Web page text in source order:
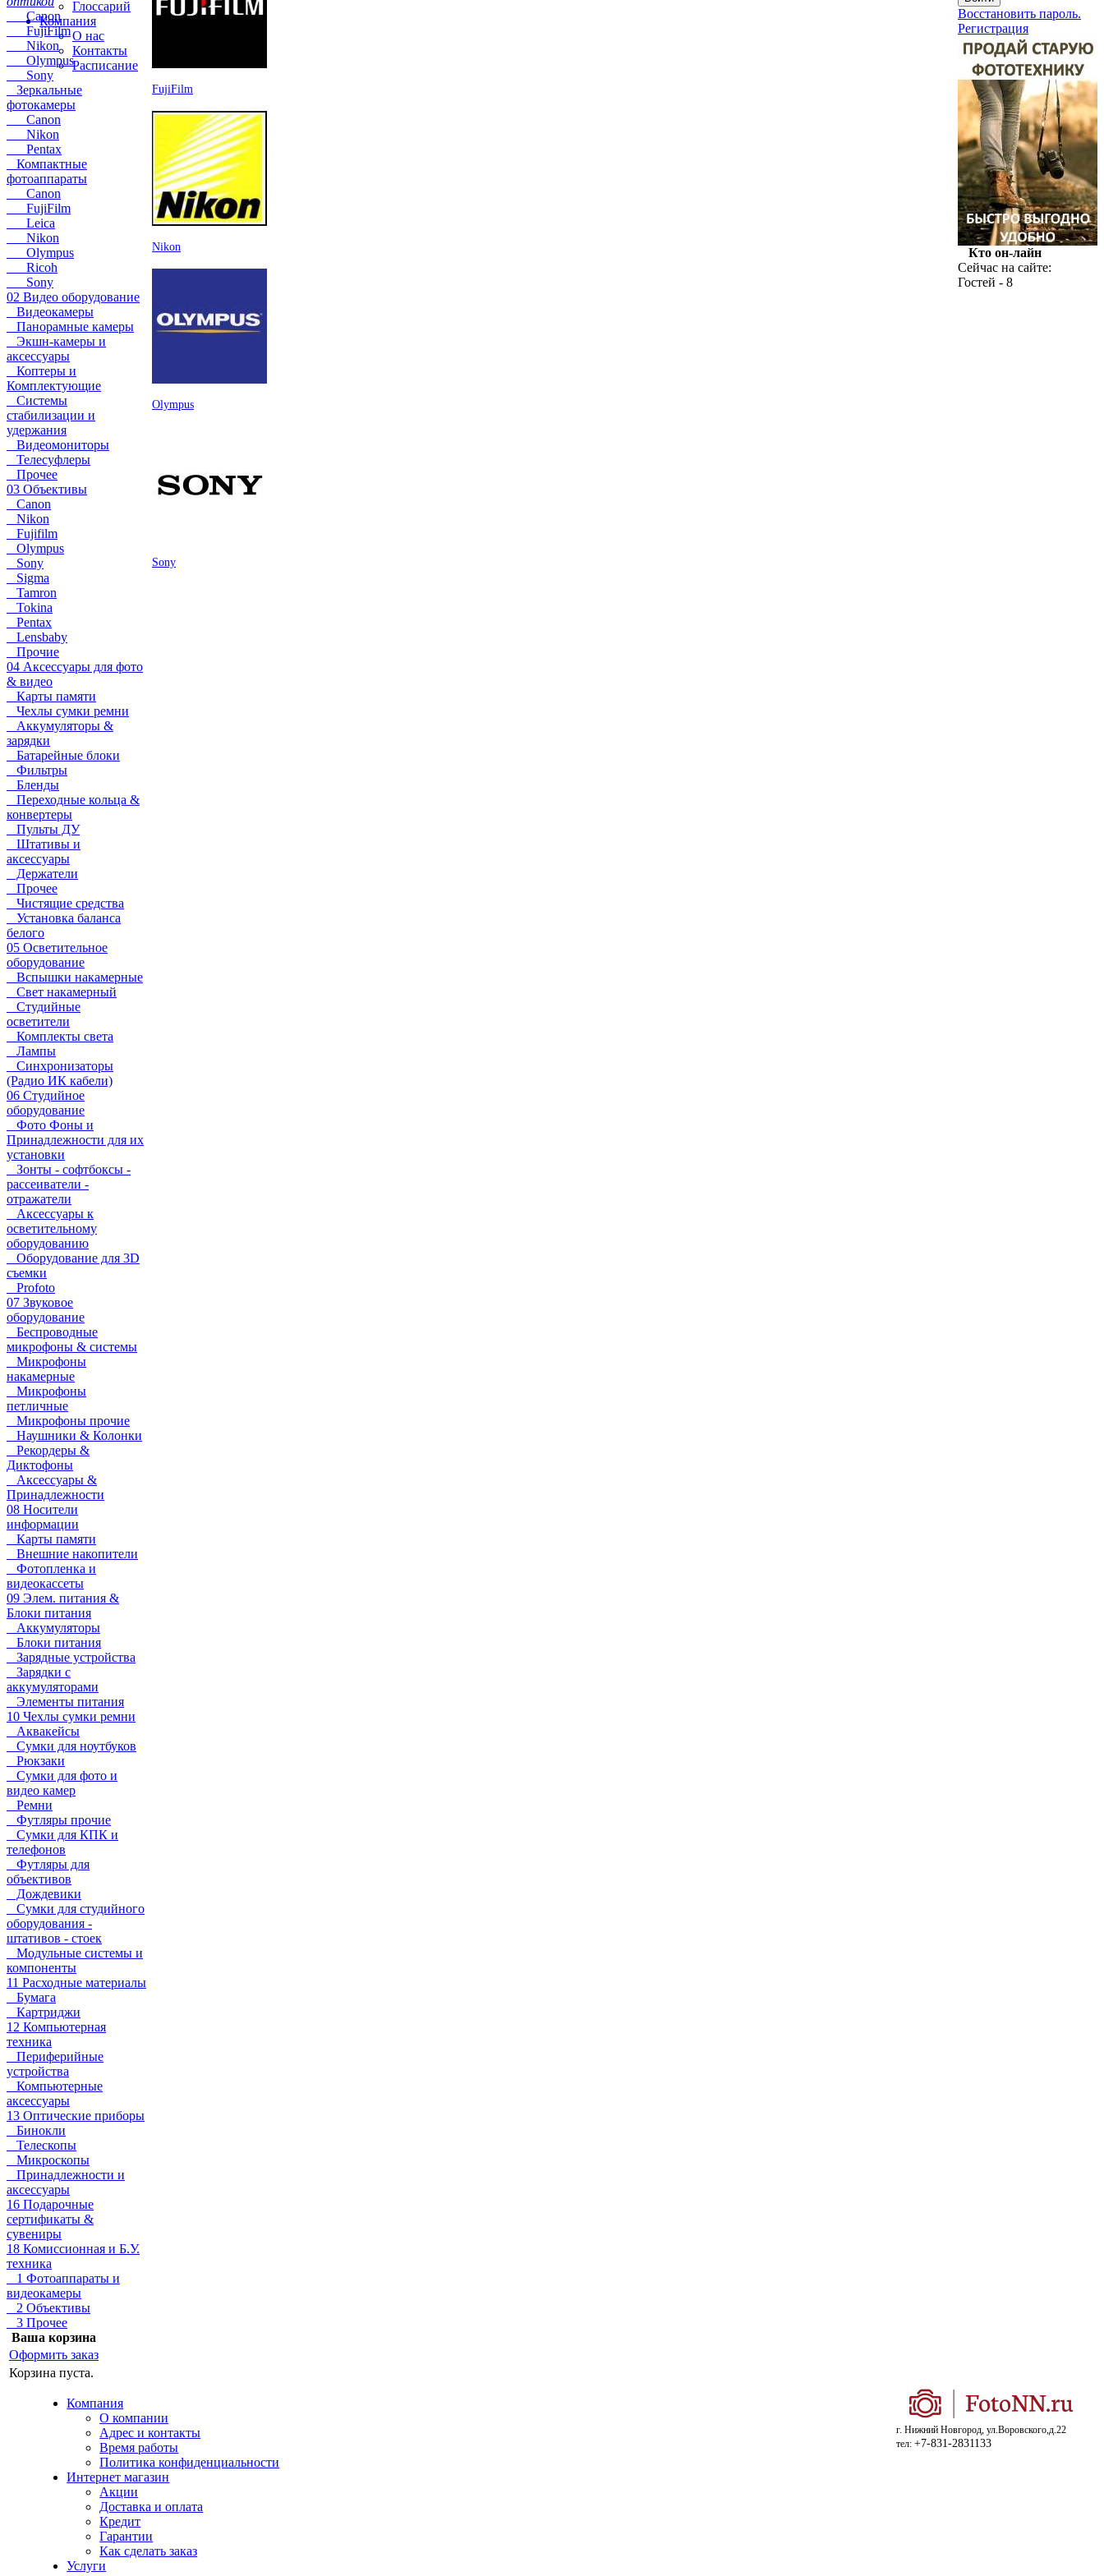
Глоссарий
Компания
О нас
Контакты
Расписание
Canon
FujiFilm
Nikon
Olympus
Sony
Зеркальные
фотокамеры
Canon
Nikon
Pentax
Компактные
фотоаппараты
Canon
FujiFilm
Leica
Nikon
Olympus
Ricoh
Sony
02 Видео оборудование
Видеокамеры
Панорамные камеры
Экшн-камеры и
аксессуары
Коптеры и
Комплектующие
Системы
стабилизации и
удержания
Видеомониторы
Телесуфлеры
Прочее
03 Объективы
Canon
Nikon
Fujifilm
Olympus
Sony
Sigma
Tamron
Tokina
Pentax
Lensbaby
Прочие
04 Аксессуары для фото
& видео
Карты памяти
Чехлы сумки ремни
Аккумуляторы &
зарядки
Батарейные блоки
Фильтры
Бленды
Переходные кольца &
конвертеры
Пульты ДУ
Штативы и
аксессуары
Держатели
Прочее
Чистящие средства
Установка баланса
белого
05 Осветительное
оборудование
Вспышки накамерные
Свет накамерный
Студийные
осветители
Комплекты света
Лампы
Синхронизаторы
(Радио ИК кабели)
06 Студийное
оборудование
Фото Фоны и
Принадлежности для их
установки
Зонты - софтбоксы -
рассеиватели -
отражатели
Аксессуары к
осветительному
оборудованию
Оборудование для 3D
съемки
Profoto
07 Звуковое
оборудование
Беспроводные
микрофоны & системы
Микрофоны
накамерные
Микрофоны
петличные
Микрофоны прочие
Наушники & Колонки
Рекордеры &
Диктофоны
Аксессуары &
Принадлежности
08 Носители
информации
Карты памяти
Внешние накопители
Фотопленка и
видеокассеты
09 Элем. питания &
Блоки питания
Аккумуляторы
Блоки питания
Зарядные устройства
Зарядки с
аккумуляторами
Элементы питания
10 Чехлы сумки ремни
Аквакейсы
Сумки для ноутбуков
Рюкзаки
Сумки для фото и
видео камер
Ремни
Футляры прочие
Сумки для КПК и
телефонов
Футляры для
объективов
Дождевики
Сумки для студийного
оборудования -
штативов - стоек
Модульные системы и
компоненты
11 Расходные материалы
Бумага
Картриджи
12 Компьютерная
техника
Периферийные
устройства
Компьютерные
аксессуары
13 Оптические приборы
Бинокли
Телескопы
Микроскопы
Принадлежности и
аксессуары
16 Подарочные
сертификаты &
сувениры
18 Комиссионная и Б.У.
техника
1 Фотоаппараты и
видеокамеры
2 Объективы
3 Прочее
Ваша корзина
Оформить заказ
Корзина пуста.
FujiFilm
Nikon
Olympus
Sony
Восстановить пароль.
Регистрация
Кто он-лайн
Сейчас на сайте:
Гостей - 8
Компания
О компании
Адрес и контакты
Время работы
Политика конфиденциальности
Интернет магазин
Акции
Доставка и оплата
Кредит
Гарантии
Как сделать заказ
Услуги
г. Нижний Новгород, ул.Воровского,д.22
тел: +7-831-2831133